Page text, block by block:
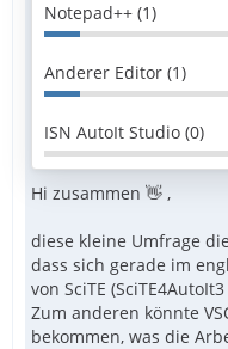
Notepad++ (1)
Anderer Editor (1)
ISN AutoIt Studio (0)
Hi zusammen 👋 ,
diese kleine Umfrage
dass sich gerade im
von SciTE
Zum anderen könnte
bekommen, was die